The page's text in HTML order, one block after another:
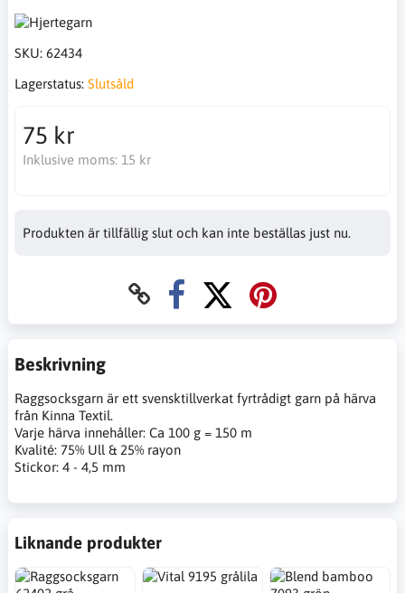
SKU: 62434
Lagerstatus: Slutsåld
75 kr
Inklusive moms: 15 kr
Produkten är tillfällig slut och kan inte beställas just nu.
Beskrivning
Raggsocksgarn är ett svensktillverkat fyrtrådigt garn på härva
från Kinna Textil.
Varje härva innehåller: Ca 100 g = 150 m
Kvalité: 75% Ull & 25% rayon
Stickor: 4 - 4,5 mm
Liknande produkter